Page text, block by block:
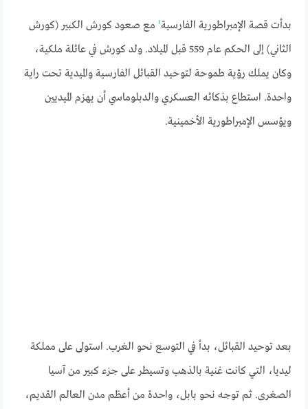
بدأت قصة الإمبراطورية الفارسية¹ مع صعود كورش الكبير (كورش
الثاني) إلى الحكم عام 559 قبل الميلاد. ولد كورش في عائلة ملكية،
وكان يملك رؤية طموحة لتوحيد القبائل الفارسية والميدية تحت راية
واحدة. استطاع بذكائه العسكري والدبلوماسي أن يهزم الميديين
ويؤسس الإمبراطورية الأخمينية.
بعد توحيد القبائل، بدأ في التوسع نحو الغرب. استولى على مملكة
ليديا، التي كانت غنية بالذهب وتسيطر على جزء كبير من آسيا
الصغرى. ثم توجه نحو بابل، واحدة من أعظم مدن العالم القديم،